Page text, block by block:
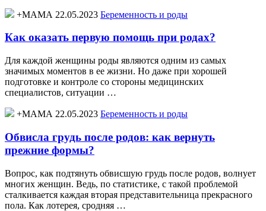
+МАМА 22.05.2023 Беременность и роды
Как оказать первую помощь при родах?
Для каждой женщины роды являются одним из самых
значимых моментов в ее жизни. Но даже при хорошей
подготовке и контроле со стороны медицинских
специалистов, ситуации …
+МАМА 22.05.2023 Беременность и роды
Обвисла грудь после родов: как вернуть
прежние формы?
Вопрос, как подтянуть обвисшую грудь после родов, волнует
многих женщин. Ведь, по статистике, с такой проблемой
сталкивается каждая вторая представительница прекрасного
пола. Как лотерея, сродняя …